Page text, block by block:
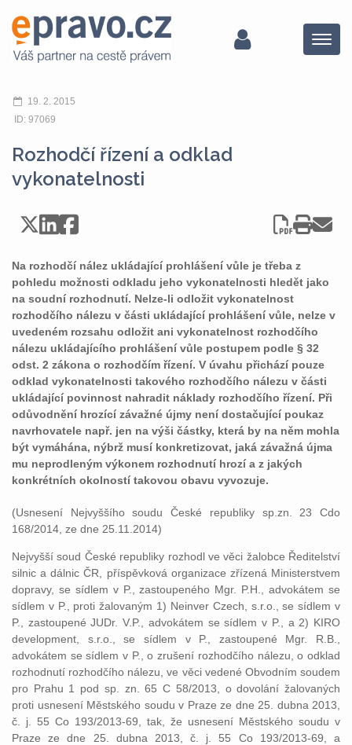
Menu
19. 2. 2015
ID: 97069
Rozhodčí řízení a odklad
vykonatelnosti
Na rozhodčí nález ukládající prohlášení vůle je třeba z
pohledu možnosti odkladu jeho vykonatelnosti hledět jako
na soudní rozhodnutí. Nelze-li odložit vykonatelnost
rozhodčího nálezu v části ukládající prohlášení vůle, nelze v
uvedeném rozsahu odložit ani vykonatelnost rozhodčího
nálezu ukládajícího prohlášení vůle postupem podle § 32
odst. 2 zákona o rozhodčím řízení. V úvahu přichází pouze
odklad vykonatelnosti takového rozhodčího nálezu v části
ukládající povinnost nahradit náklady rozhodčího řízení. Při
odůvodnění hrozící závažné újmy není dostačující poukaz
navrhovatele např. jen na výši částky, která by na něm mohla
být vymáhána, nýbrž musí konkretizovat, jaká závažná újma
mu neprodleným výkonem rozhodnutí hrozí a z jakých
konkrétních okolností takovou obavu vyvozuje.
(Usnesení Nejvyššího soudu České republiky sp.zn. 23 Cdo
168/2014, ze dne 25.11.2014)
Nejvyšší soud České republiky rozhodl ve věci žalobce Ředitelství
silnic a dálnic ČR, příspěvková organizace zřízená Ministerstvem
dopravy, se sídlem v P., zastoupeného Mgr. P.H., advokátem se
sídlem v P., proti žalovaným 1) Neinver Czech, s.r.o., se sídlem v
P., zastoupené JUDr. V.P., advokátem se sídlem v P., a 2) KIRO
development, s.r.o., se sídlem v P., zastoupené Mgr. R.B.,
advokátem se sídlem v P., o zrušení rozhodčího nálezu, o odklad
rozhodnutí rozhodčího nálezu, ve věci vedené Obvodním soudem
pro Prahu 1 pod sp. zn. 65 C 58/2013, o dovolání žalovaných
proti usnesení Městského soudu v Praze ze dne 25. dubna 2013,
č. j. 55 Co 193/2013-69, tak, že usnesení Městského soudu v
Praze ze dne 25. dubna 2013, č. j. 55 Co 193/2013-69, a